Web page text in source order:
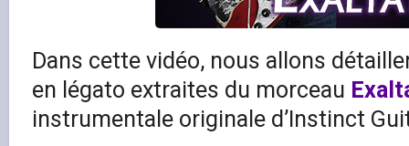
Dans cette vidéo, nous allons
en légato extraites du morceau
instrumentale originale d’Instinct